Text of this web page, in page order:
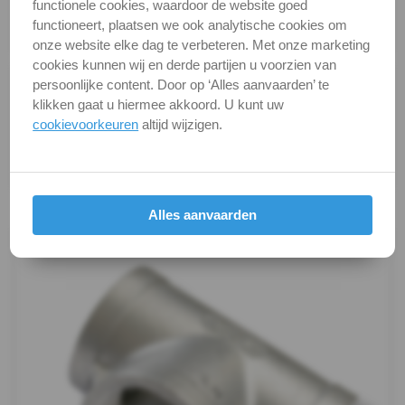
Dubbelnippel
Draadnippel
cilindrisch
zeskant
Kogelkranen
Koppeling
Kruis-
stuk
Lasnippel
DIN / Artikelnummer
F 307
A4 ( RVS / INOX )
Alle maten zijn in millimeters.
Foto's van producten zijn alleen illustraties en
kunnen soms afwijken van het werkelijke object. Het
eigenschappen.
Productafbeeldingen
functionele cookies, waardoor de website goed
functioneert, plaatsen we ook analytische cookies om
onze website elke dag te verbeteren. Met onze marketing
cookies kunnen wij en derde partijen u voorzien van
persoonlijke content. Door op ‘Alles aanvaarden’ te
klikken gaat u hiermee akkoord. U kunt uw
cookievoorkeuren altijd wijzigen.
Alles aanvaarden